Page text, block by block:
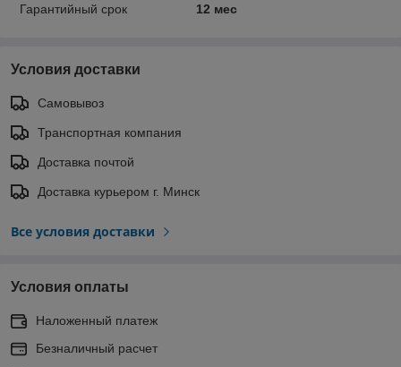
Гарантийный срок
12 мес
Условия доставки
Самовывоз
Транспортная компания
Доставка почтой
Доставка курьером г. Минск
Все условия доставки
Условия оплаты
Наложенный платеж
Безналичный расчет